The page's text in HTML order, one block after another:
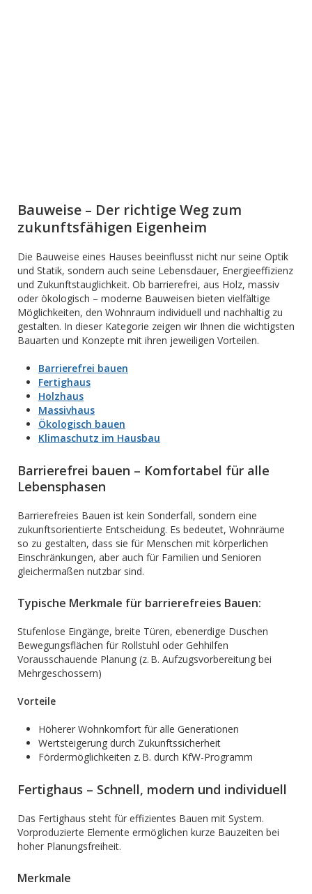
Bauweise – Der richtige Weg zum
zukunftsfähigen Eigenheim
Die Bauweise eines Hauses beeinflusst nicht nur seine Optik
und Statik, sondern auch seine Lebensdauer, Energieeffizienz
und Zukunftstauglichkeit. Ob barrierefrei, aus Holz, massiv
oder ökologisch – moderne Bauweisen bieten vielfältige
Möglichkeiten, den Wohnraum individuell und nachhaltig zu
gestalten. In dieser Kategorie zeigen wir Ihnen die wichtigsten
Bauarten und Konzepte mit ihren jeweiligen Vorteilen.
Barrierefrei bauen
Fertighaus
Holzhaus
Massivhaus
Ökologisch bauen
Klimaschutz im Hausbau
Barrierefrei bauen – Komfortabel für alle
Lebensphasen
Barrierefreies Bauen ist kein Sonderfall, sondern eine
zukunftsorientierte Entscheidung. Es bedeutet, Wohnräume
so zu gestalten, dass sie für Menschen mit körperlichen
Einschränkungen, aber auch für Familien und Senioren
gleichermaßen nutzbar sind.
Typische Merkmale für barrierefreies Bauen:
Stufenlose Eingänge, breite Türen, ebenerdige Duschen
Bewegungsflächen für Rollstuhl oder Gehhilfen
Vorausschauende Planung (z. B. Aufzugsvorbereitung bei
Mehrgeschossern)
Vorteile
Höherer Wohnkomfort für alle Generationen
Wertsteigerung durch Zukunftssicherheit
Fördermöglichkeiten z. B. durch KfW-Programm
Fertighaus – Schnell, modern und individuell
Das Fertighaus steht für effizientes Bauen mit System.
Vorproduzierte Elemente ermöglichen kurze Bauzeiten bei
hoher Planungsfreiheit.
Merkmale